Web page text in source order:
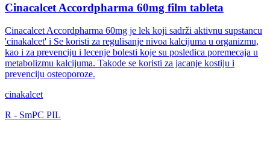
Cinacalcet Accordpharma 60mg film tableta
Cinacalcet Accordpharma 60mg je lek koji sadrži aktivnu supstancu
'cinakalcet' i Se koristi za regulisanje nivoa kalcijuma u organizmu,
kao i za prevenciju i lecenje bolesti koje su posledica poremecaja u
metabolizmu kalcijuma. Takode se koristi za jacanje kostiju i
prevenciju osteoporoze.
cinakalcet
R - SmPC PIL